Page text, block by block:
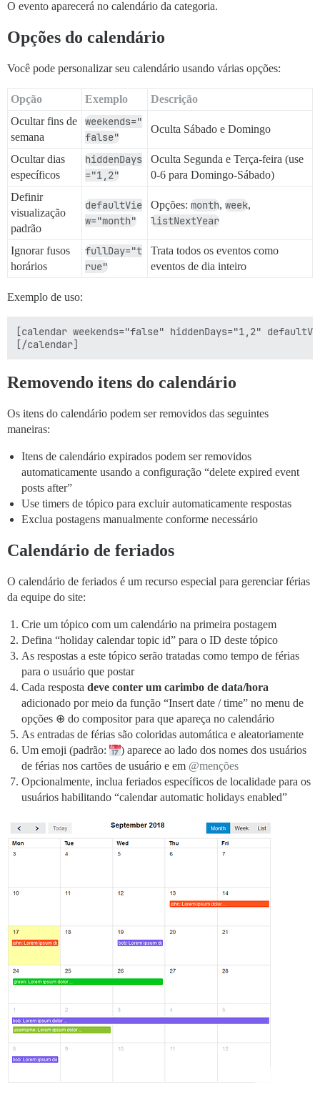
O evento aparecerá no calendário da categoria.
Opções do calendário
Você pode personalizar seu calendário usando várias opções:
Opção Exemplo
Descrição
Ocultar fins de
semana
weekends="
false"
Oculta Sábado e Domingo
Ocultar dias
específicos
hiddenDays
="1,2"
Oculta Segunda e Terça-feira (use
0-6 para Domingo-Sábado)
Definir
visualização
padrão
defaultVie
w="month"
Opções: month, week,
listNextYear
Ignorar fusos
horários
fullDay="t
rue"
Trata todos os eventos como
eventos de dia inteiro
Exemplo de uso:
[calendar weekends="false" hiddenDays="1,2"
Removendo itens do calendário
Os itens do calendário podem ser removidos das seguintes
maneiras:
Itens de calendário expirados podem ser removidos
automaticamente usando a configuração “delete expired event
posts after”
Use timers de tópico para excluir automaticamente respostas
Exclua postagens manualmente conforme necessário
Calendário de feriados
O calendário de feriados é um recurso especial para gerenciar férias
da equipe do site:
Crie um tópico com um calendário na primeira postagem
Defina “holiday calendar topic id” para o ID deste tópico
As respostas a este tópico serão tratadas como tempo de férias
para o usuário que postar
Cada resposta deve conter um carimbo de data/hora
adicionado por meio da função “Insert date / time” no menu de
opções ⊕ do compositor para que apareça no calendário
As entradas de férias são coloridas automática e aleatoriamente
Um emoji (padrão:
) aparece ao lado dos nomes dos usuários
de férias nos cartões de usuário e em @menções
Opcionalmente, inclua feriados específicos de localidade para os
usuários habilitando “calendar automatic holidays enabled”